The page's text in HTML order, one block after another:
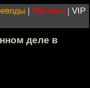
| Магазин | VIP
деле в